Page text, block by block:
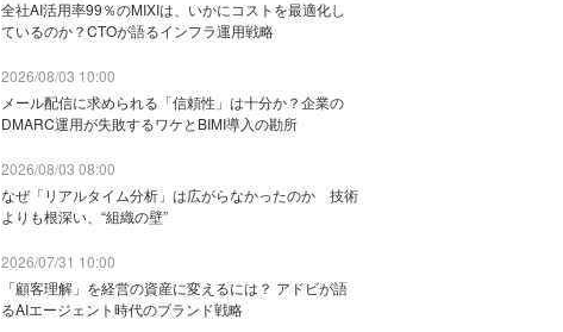
全社AI活用率99％のMIXIは、いかにコストを最適化し
ているのか？CTOが語るインフラ運用戦略
2026/08/03 10:00
メール配信に求められる「信頼性」は十分か？企業の
DMARC運用が失敗するワケとBIMI導入の勘所
2026/08/03 08:00
なぜ「リアルタイム分析」は広がらなかったのか 技術
よりも根深い、“組織の壁”
2026/07/31 10:00
「顧客理解」を経営の資産に変えるには？ アドビが語
るAIエージェント時代のブランド戦略